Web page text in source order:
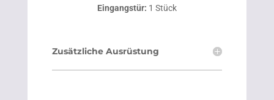
Eingangstür: 1 Stück
Zusätzliche Ausrüstung